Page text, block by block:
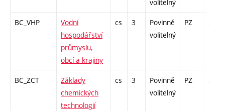
volitelný
BC_VHP
Vodní
hospodářství
průmyslu,
obcí a krajiny
cs 3
Povinně
volitelný
PZ
BC_ZCT
Základy
chemických
technologií
cs 3
Povinně
volitelný
PZ